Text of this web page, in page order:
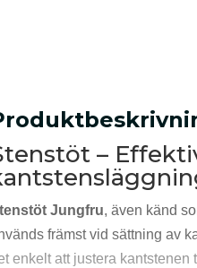
–
Jungfru, även känd
främst vid sättning av
enkelt att justera kantstenen